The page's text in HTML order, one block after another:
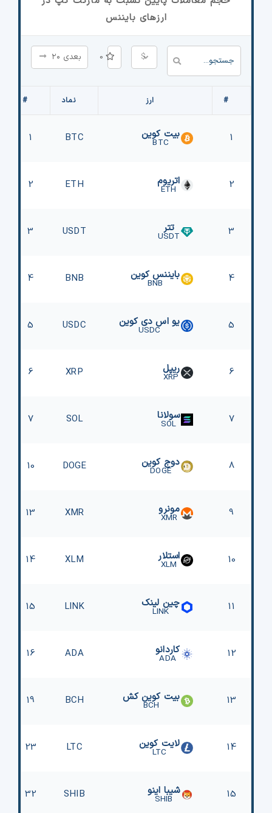
ارزهای بایننس
$
0 بعدی ۲۰
# ارز نماد #
1 بیت کوین
BTC
BTC
1
2 اتریوم
ETH
ETH
2
3 تتر
USDT
USDT
3
4 بایننس کوین
BNB
BNB
4
5 یو اس دی کوین
USDC
USDC
5
6 ریپل
XRP
XRP
6
7 سولانا
SOL
SOL
7
8 دوج کوین
DOGE
DOGE
10
9 مونرو
XMR
XMR
13
10 استلار
XLM
XLM
14
11 چین لینک
LINK
LINK
15
12 کاردانو
ADA
ADA
16
13 بیت کوین کش
BCH
BCH
19
14 لایت کوین
LTC
LTC
23
15 شیبا اینو
SHIB
SHIB
32